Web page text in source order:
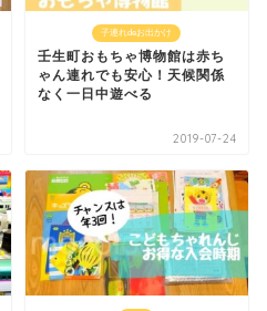
子連れdeお出かけ
壬生町おもちゃ博物館は赤ち
ゃん連れでも安心！天候関係
なく一日中遊べる
2019-07-24